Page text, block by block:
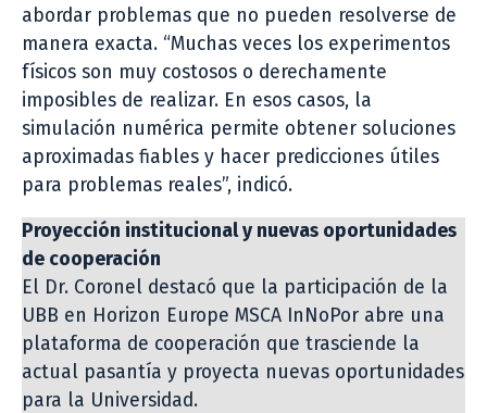
abordar problemas que no pueden resolverse de
manera exacta. “Muchas veces los experimentos
físicos son muy costosos o derechamente
imposibles de realizar. En esos casos, la
simulación numérica permite obtener soluciones
aproximadas fiables y hacer predicciones útiles
para problemas reales”, indicó.
Proyección institucional y nuevas oportunidades
de cooperación
El Dr. Coronel destacó que la participación de la
UBB en Horizon Europe MSCA InNoPor abre una
plataforma de cooperación que trasciende la
actual pasantía y proyecta nuevas oportunidades
para la Universidad.